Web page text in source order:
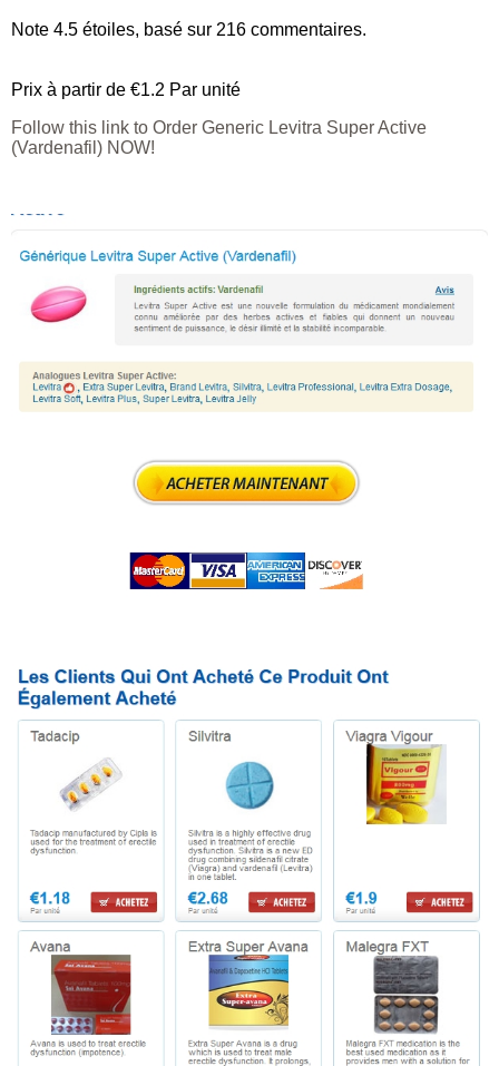
Note 4.5 étoiles, basé sur 216 commentaires.
Prix à partir de €1.2 Par unité
Follow this link to Order Generic Levitra Super Active
(Vardenafil) NOW!